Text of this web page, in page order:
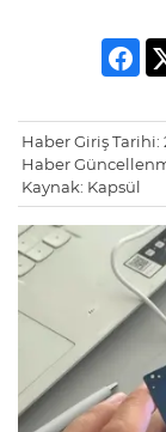
Haber Giriş Tarihi:
Haber
Kaynak: Kapsül